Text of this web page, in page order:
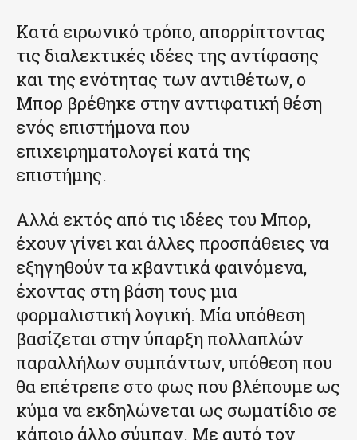
Κατά ειρωνικό τρόπο, απορρίπτοντας
τις διαλεκτικές ιδέες της αντίφασης
και της ενότητας των αντιθέτων, ο
Μπορ βρέθηκε στην αντιφατική θέση
ενός επιστήμονα που
επιχειρηματολογεί κατά της
επιστήμης.
Αλλά εκτός από τις ιδέες του Μπορ,
έχουν γίνει και άλλες προσπάθειες να
εξηγηθούν τα κβαντικά φαινόμενα,
έχοντας στη βάση τους μια
φορμαλιστική λογική. Μία υπόθεση
βασίζεται στην ύπαρξη πολλαπλών
παραλλήλων συμπάντων, υπόθεση που
θα επέτρεπε στο φως που βλέπουμε ως
κύμα να εκδηλώνεται ως σωματίδιο σε
κάποιο άλλο σύμπαν. Με αυτό τον